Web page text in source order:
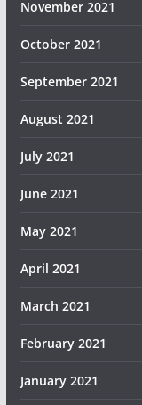
November 2021
October 2021
September 2021
August 2021
July 2021
June 2021
May 2021
April 2021
March 2021
February 2021
January 2021